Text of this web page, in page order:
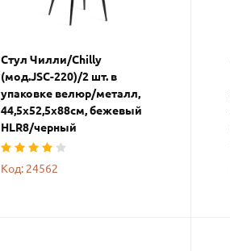
Стул Чилли/Chilly
(мод.JSC-220)/2 шт. в
упаковке велюр/металл,
44,5х52,5х88см, бежевый
HLR8/черный
Код: 24562